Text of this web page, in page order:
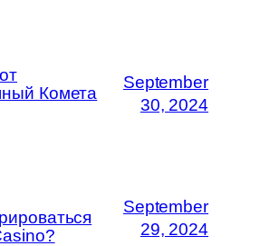
Комета
September
30, 2024
September
29, 2024